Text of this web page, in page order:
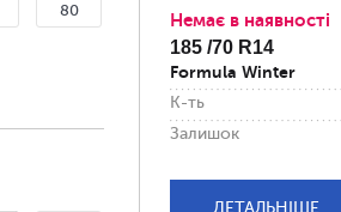
80 Немає в наявності
185 /70 R14
Formula Winter
К-ть
Залишок
ДЕТАЛЬНІШЕ